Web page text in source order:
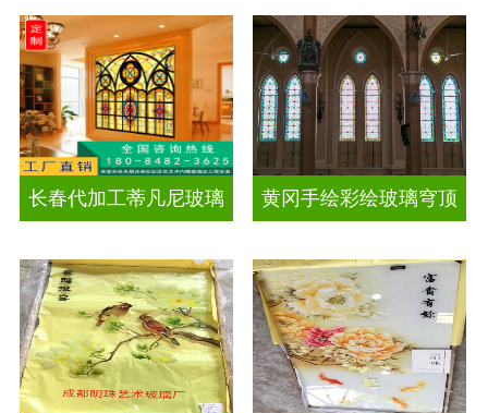
长春代加工蒂凡尼玻璃 黄冈手绘彩绘玻璃穹顶